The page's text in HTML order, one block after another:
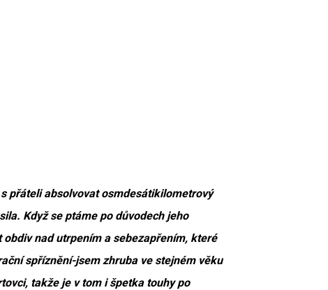
přáteli absolvovat osmdesátikilometrový
Když se ptáme po důvodech jeho
nad utrpením a sebezapřením, které
spříznění-jsem zhruba ve stejném věku
takže je v tom i špetka touhy po